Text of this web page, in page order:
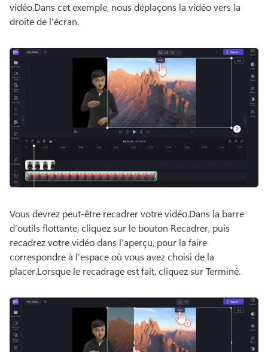
vidéo.Dans cet exemple, nous déplaçons la vidéo vers la
droite de l’écran.
Vous devrez peut-être recadrer votre vidéo.Dans la barre
d’outils flottante, cliquez sur le bouton Recadrer, puis
recadrez votre vidéo dans l’aperçu, pour la faire
correspondre à l’espace où vous avez choisi de la
placer.Lorsque le recadrage est fait, cliquez sur Terminé.